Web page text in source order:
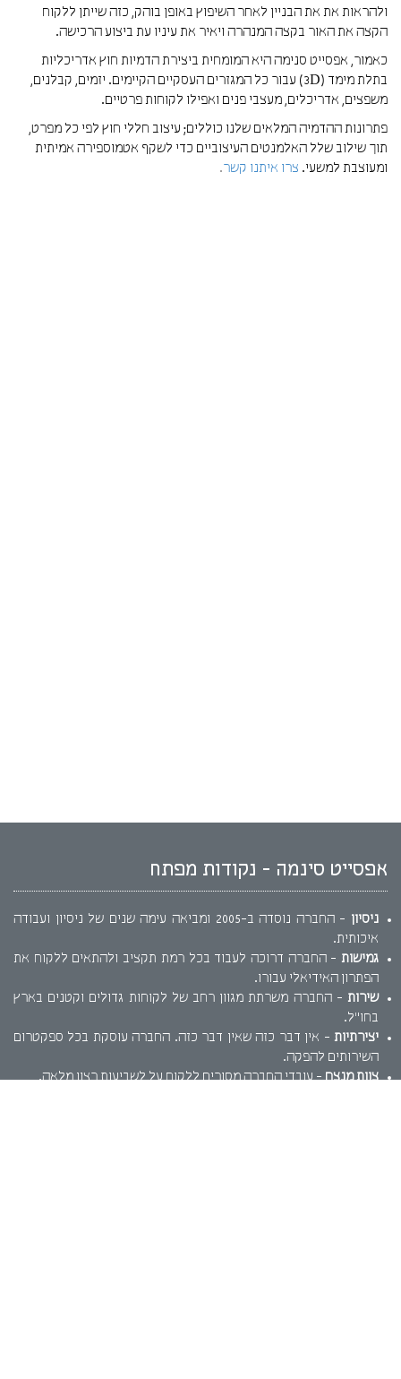
ולהראות את את הבניין לאחר השיפוץ באופן בוהק, כזה שייתן ללקוח
הקצה את האור בקצה המנהרה ויאיר את עיניו עת ביצוע הרכישה.
כאמור, אפסייט סנימה היא המומחית ביצירת הדמיות חוץ אדריכליות
בתלת מימד (3D) עבור כל המגזרים העסקיים הקיימים. יזמים, קבלנים,
משפצים, אדריכלים, מעצבי פנים ואפילו לקוחות פרטיים.
פתרונות ההדמיה המלאים שלנו כוללים; עיצוב חללי חוץ לפי כל מפרט,
תוך שילוב שלל האלמנטים העיצוביים כדי לשקף אטמוספירה אמיתית
ומעוצבת למשעי. צרו איתנו קשר.
אפסייט סינמה - נקודות מפתח
ניסיון
- החברה נוסדה ב-2005 ומביאה עימה שנים של ניסיון ועבודה
איכותית.
גמישות - החברה דרוכה לעבוד בכל רמת תקציב ולהתאים ללקוח את
הפתרון האידיאלי עבורו.
שירות - החברה משרתת מגוון רחב של לקוחות גדולים וקטנים בארץ
בחו"ל.
יצירתיות - אין דבר כזה שאין דבר כזה. החברה עוסקת בכל ספקטרום
השירותים להפקה.
צוות מנצח- עובדי החברה מסורים ללקוח על לשביעות רצון מלאה.